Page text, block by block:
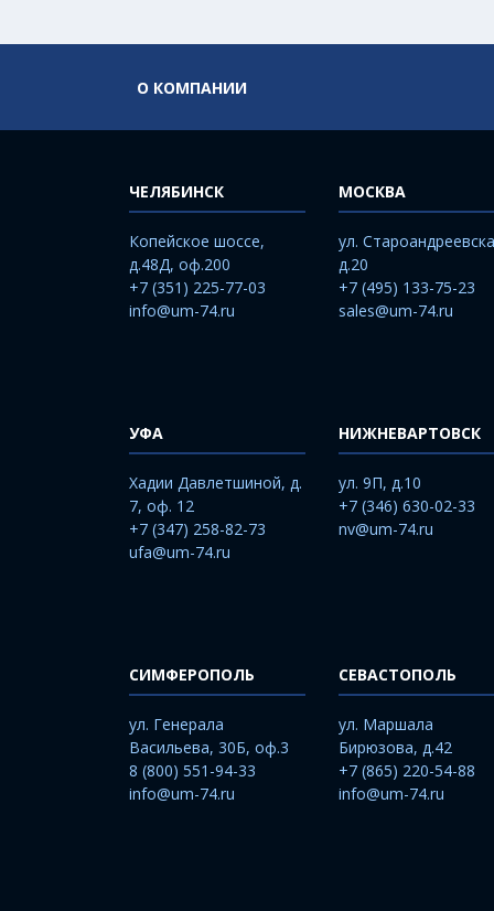
О КОМПАНИИ
ЧЕЛЯБИНСК
Копейское шоссе,
д.48Д, оф.200
+7 (351) 225-77-03
info@um-74.ru
МОСКВА
ул.
д.20
+7 (495) 133-75-23
sales@um-74.ru
УФА
Хадии Давлетшиной, д.
7, оф. 12
+7 (347) 258-82-73
ufa@um-74.ru
НИЖНЕВАРТОВСК
ул. 9П, д.10
+7 (346) 630-02-33
nv@um-74.ru
СИМФЕРОПОЛЬ
ул. Генерала
Васильева, 30Б, оф.3
8 (800) 551-94-33
info@um-74.ru
СЕВАСТОПОЛЬ
ул. Маршала
Бирюзова, д.42
+7 (865) 220-54-88
info@um-74.ru